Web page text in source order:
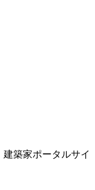
建築家ポータルサイ